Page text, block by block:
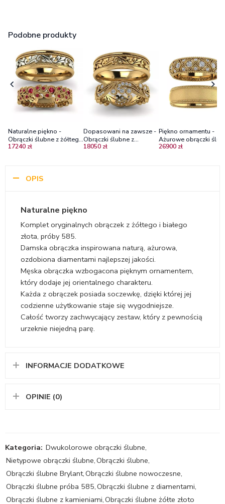
Podobne produkty
Naturalne piękno -
Obrączki ślubne z żółtego
i białego złota z rubinami
17240 zł
Dopasowani na zawsze -
Obrączki ślubne z
diamentami z żółtego
18050 zł
Piękno ornamentu -
Ażurowe obrączki
żółte złoto, diamenty,
26900 zł
OPIS
Naturalne piękno
Komplet oryginalnych obrączek z żółtego i białego
złota, próby 585.
Damska obrączka inspirowana naturą, ażurowa,
ozdobiona diamentami najlepszej jakości.
Męska obrączka wzbogacona pięknym ornamentem,
który dodaje jej orientalnego charakteru.
Każda z obrączek posiada soczewkę, dzięki której jej
codzienne użytkowanie staje się wygodniejsze.
Całość tworzy zachwycający zestaw, który z pewnością
urzeknie niejedną parę.
INFORMACJE DODATKOWE
OPINIE (0)
Kategoria: Dwukolorowe obrączki ślubne,
Nietypowe obrączki ślubne,Obrączki ślubne,
Obrączki ślubne Brylant,Obrączki ślubne nowoczesne,
Obrączki ślubne próba 585,Obrączki ślubne z diamentami,
Obrączki ślubne z kamieniami,Obrączki ślubne żółte złoto